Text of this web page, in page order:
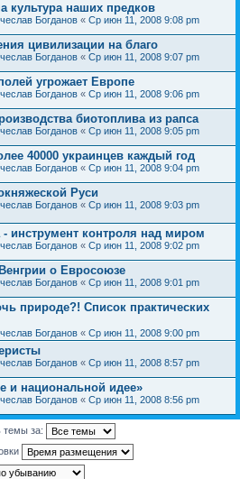
культура наших предков
Богданов « Ср июн 11, 2008 9:08 pm
цивилизации на благо
Богданов « Ср июн 11, 2008 9:07 pm
угрожает Европе
Богданов « Ср июн 11, 2008 9:06 pm
биотоплива из рапса
Богданов « Ср июн 11, 2008 9:05 pm
40000 украинцев каждый год
Богданов « Ср июн 11, 2008 9:04 pm
Руси
Богданов « Ср июн 11, 2008 9:03 pm
- инструмент контроля над миром
Богданов « Ср июн 11, 2008 9:02 pm
о Евросоюзе
Богданов « Ср июн 11, 2008 9:01 pm
природе?! Список практических
Богданов « Ср июн 11, 2008 9:00 pm
Богданов « Ср июн 11, 2008 8:57 pm
и национальной идее»
Богданов « Ср июн 11, 2008 8:56 pm
темы за: